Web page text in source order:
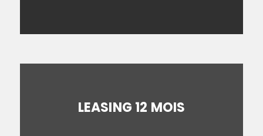
LEASING 12 MOIS